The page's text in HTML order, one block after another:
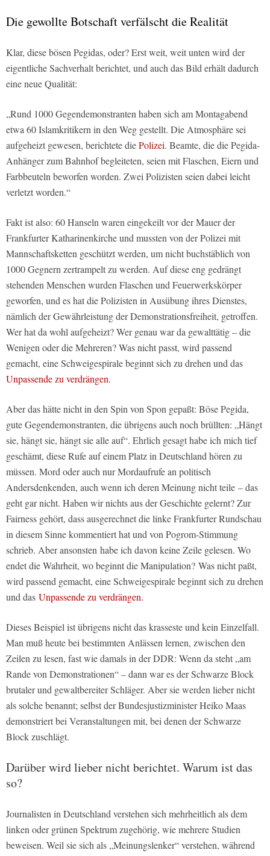
Die gewollte Botschaft verfälscht die Realität
Klar, diese bösen Pegidas, oder? Erst weit, weit unten wird der
eigentliche Sachverhalt berichtet, und auch das Bild erhält dadurch
eine neue Qualität:
„Rund 1000 Gegendemonstranten haben sich am Montagabend
etwa 60 Islamkritikern in den Weg gestellt. Die Atmosphäre sei
aufgeheizt gewesen, berichtete diePolizei. Beamte, die die Pegida-
Anhänger zum Bahnhof begleiteten, seien mit Flaschen, Eiern und
Farbbeuteln beworfen worden. Zwei Polizisten seien dabei leicht
verletzt worden.“
Fakt ist also: 60 Hanseln waren eingekeilt vor der Mauer der
Frankfurter Katharinenkirche und mussten von der Polizei mit
Mannschaftsketten geschützt werden, um nicht buchstäblich von
1000 Gegnern zertrampelt zu werden. Auf diese eng gedrängt
stehenden Menschen wurden Flaschen und Feuerwerkskörper
geworfen, und es hat die Polizisten in Ausübung ihres Dienstes,
nämlich der Gewährleistung der Demonstrationsfreiheit, getroffen.
Wer hat da wohl aufgeheizt? Wer genau war da gewalttätig – die
Wenigen oder die Mehreren? Was nicht passt, wird passend
gemacht, eine Schweigespirale beginnt sich zu drehen und das
Unpassende zu verdrängen.
Aber das hätte nicht in den Spin von Spon gepaßt: Böse Pegida,
gute Gegendemonstranten, die übrigens auch noch brüllten: „Hängt
sie, hängt sie, hängt sie alle auf“. Ehrlich gesagt habe ich mich tief
geschämt, diese Rufe auf einem Platz in Deutschland hören zu
müssen. Mord oder auch nur Mordaufrufe an politisch
Andersdenkenden, auch wenn ich deren Meinung nicht teile – das
geht gar nicht. Haben wir nichts aus der Geschichte gelernt? Zur
Fairness gehört, dass ausgerechnet die linke Frankfurter Rundschau
in diesem Sinne kommentiert hat und von Pogrom-Stimmung
schrieb. Aber ansonsten habe ich davon keine Zeile gelesen. Wo
endet die Wahrheit, wo beginnt die Manipulation? Was nicht paßt,
wird passend gemacht, eine Schweigespirale beginnt sich zu drehen
und das Unpassende zu verdrängen.
Dieses Beispiel ist übrigens nicht das krasseste und kein Einzelfall.
Man muß heute bei bestimmten Anlässen lernen, zwischen den
Zeilen zu lesen, fast wie damals in der DDR: Wenn da steht „am
Rande von Demonstrationen“ – dann war es der Schwarze Block
brutaler und gewaltbereiter Schläger. Aber sie werden lieber nicht
als solche benannt; selbst der Bundesjustizminister Heiko Maas
demonstriert bei Veranstaltungen mit, bei denen der Schwarze
Block zuschlägt.
Darüber wird lieber nicht berichtet. Warum ist das
so?
Journalisten in Deutschland verstehen sich mehrheitlich als dem
linken oder grünen Spektrum zugehörig, wie mehrere Studien
beweisen. Weil sie sich als „Meinungslenker“ verstehen, während